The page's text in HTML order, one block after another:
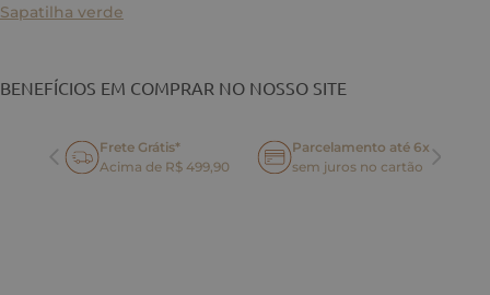
Sapatilha verde
BENEFÍCIOS EM COMPRAR NO NOSSO SITE
Frete Grátis*
Acima de R$ 499,90
Parcelamento até 6x
sem juros no cartão